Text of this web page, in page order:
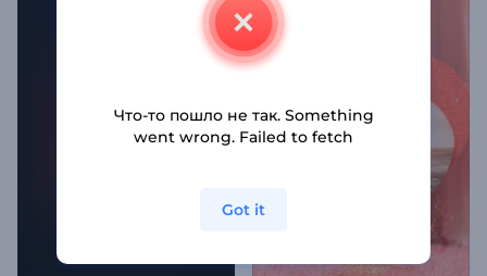
Что-то пошло не так. Something
went wrong. Failed to fetch
Got it